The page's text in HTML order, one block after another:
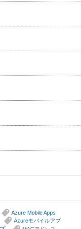
Azure Mobile Apps
Azureモバイルアプ